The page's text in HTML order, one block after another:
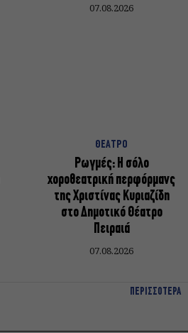
07.08.2026
ΘΕΑΤΡΟ
Ρωγμές: Η σόλο
χοροθεατρική περφόρμανς
της Χριστίνας Κυριαζίδη
στο Δημοτικό Θέατρο
Πειραιά
07.08.2026
ΠΕΡΙΣΣΟΤΕΡΑ